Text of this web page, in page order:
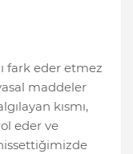
fark eder etmez
maddeler
kısmı,
eder ve